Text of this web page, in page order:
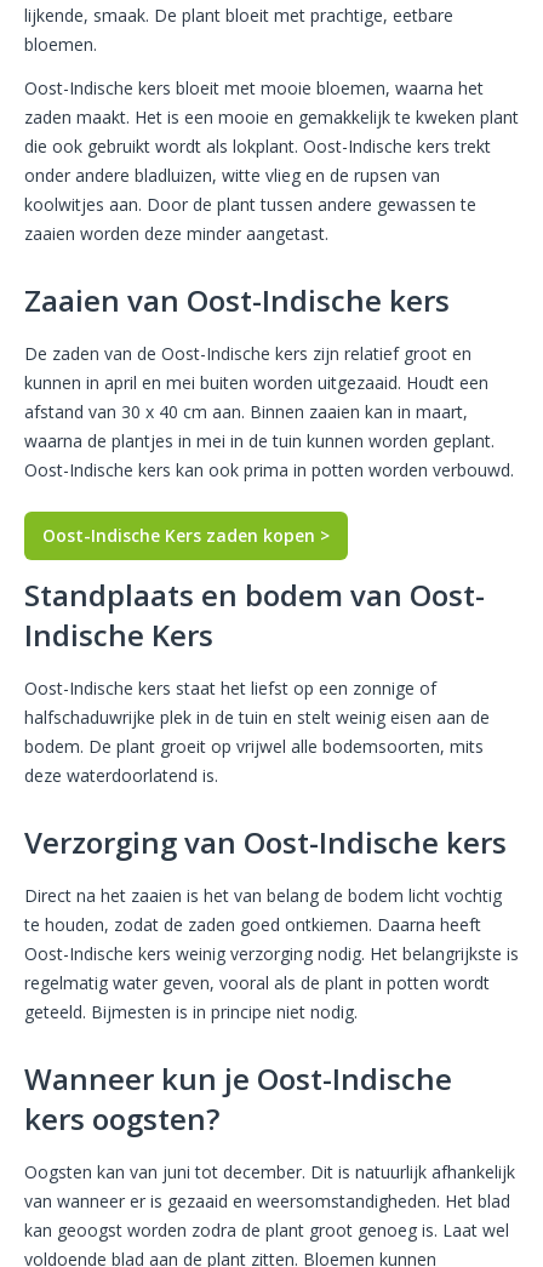
lijkende, smaak. De plant bloeit met prachtige, eetbare
bloemen.
Oost-Indische kers bloeit met mooie bloemen, waarna het
zaden maakt. Het is een mooie en gemakkelijk te kweken plant
die ook gebruikt wordt als lokplant. Oost-Indische kers trekt
onder andere bladluizen, witte vlieg en de rupsen van
koolwitjes aan. Door de plant tussen andere gewassen te
zaaien worden deze minder aangetast.
Zaaien van Oost-Indische kers
De zaden van de Oost-Indische kers zijn relatief groot en
kunnen in april en mei buiten worden uitgezaaid. Houdt een
afstand van 30 x 40 cm aan. Binnen zaaien kan in maart,
waarna de plantjes in mei in de tuin kunnen worden geplant.
Oost-Indische kers kan ook prima in potten worden verbouwd.
Oost-Indische Kers zaden kopen >
Standplaats en bodem van Oost-
Indische Kers
Oost-Indische kers staat het liefst op een zonnige of
halfschaduwrijke plek in de tuin en stelt weinig eisen aan de
bodem. De plant groeit op vrijwel alle bodemsoorten, mits
deze waterdoorlatend is.
Verzorging van Oost-Indische kers
Direct na het zaaien is het van belang de bodem licht vochtig
te houden, zodat de zaden goed ontkiemen. Daarna heeft
Oost-Indische kers weinig verzorging nodig. Het belangrijkste is
regelmatig water geven, vooral als de plant in potten wordt
geteeld. Bijmesten is in principe niet nodig.
Wanneer kun je Oost-Indische
kers oogsten?
Oogsten kan van juni tot december. Dit is natuurlijk afhankelijk
van wanneer er is gezaaid en weersomstandigheden. Het blad
kan geoogst worden zodra de plant groot genoeg is. Laat wel
voldoende blad aan de plant zitten. Bloemen kunnen